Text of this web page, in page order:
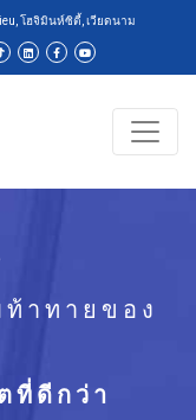
โฮจิมินห์ซิตี้, เวียดนาม
าทายของ
ที่ดีกว่า